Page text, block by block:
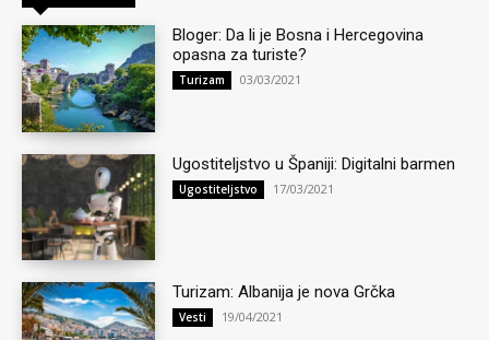
Bloger: Da li je Bosna i Hercegovina
opasna za turiste?
Turizam 03/03/2021
Ugostiteljstvo u Španiji: Digitalni barmen
Ugostiteljstvo 17/03/2021
Turizam: Albanija je nova Grčka
Vesti 19/04/2021